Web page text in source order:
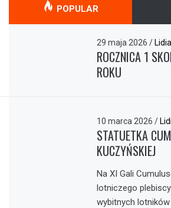
POPULAR
29 maja 2026/
ROCZNICA 1
ROKU
10 marca 2026/
STATUETKA
KUCZYŃSKIEJ
Na XI Gali
lotniczego
wybitnych